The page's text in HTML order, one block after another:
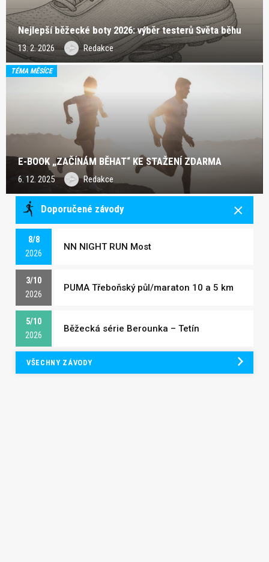
Nejlepší běžecké boty 2026: výběr testerů Světa běhu
13. 2. 2026 Redakce
TÉMA MĚSÍCE
E-BOOK „ZAČÍNÁM BĚHAT“ KE STAŽENÍ ZDARMA
6. 12. 2025 Redakce
Doporučené závody
8/8
2026
NN NIGHT RUN Most
3/10
2026
PUMA Třeboňský půl/maraton 10 a 5 km
5/10
2026
Běžecká série Berounka – Tetín
VŠECHNY ZÁVODY